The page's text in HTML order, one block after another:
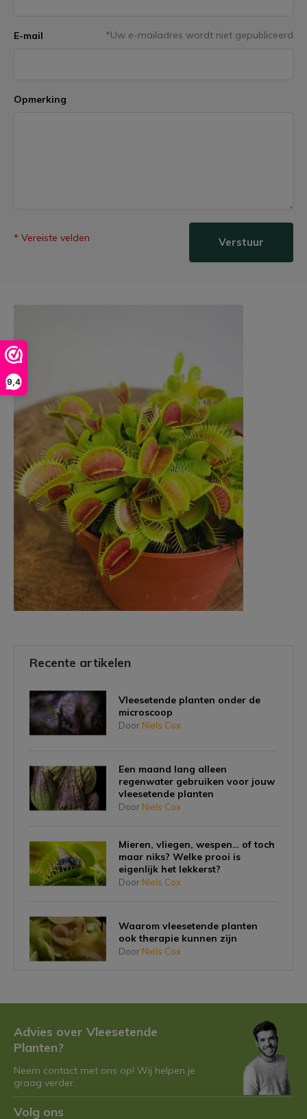
9,4
E-mail *Uw e-mailadres wordt niet gepubliceerd
Opmerking
* Vereiste velden Verstuur
Recente artikelen
Vleesetende planten onder de
microscoop
Door Niels Cox
Een maand lang alleen
regenwater gebruiken voor jouw
vleesetende planten
Door Niels Cox
Mieren, vliegen, wespen… of toch
maar niks? Welke prooi is
eigenlijk het lekkerst?
Door Niels Cox
Waarom vleesetende planten
ook therapie kunnen zijn
Door Niels Cox
helpen om angst voor insecten te
DoorNiels Cox
Hoe integreer je vleesetende
Advies over Vleesetende
Planten?
Neem contact met ons op! Wij helpen je
graag verder.
Volg ons